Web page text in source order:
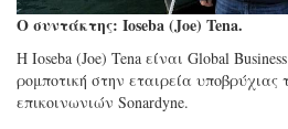
Ο συντάκτης: Ioseba (Joe) Tena.
Η Ioseba (Joe) Tena είναι Global
ρομποτική στην εταιρεία υποβρύχιας
επικοινωνιών Sonardyne.